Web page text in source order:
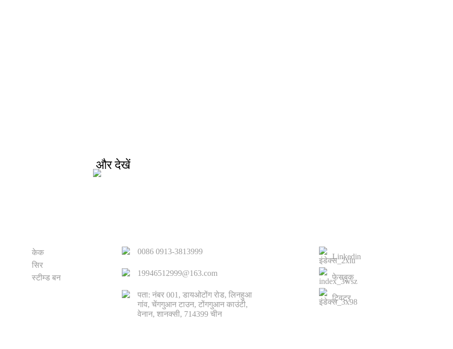
और देखें
केक
सिर
स्टीम्ड बन
0086 0913-3813999
19946512999@163.com
पता: नंबर 001, डायओटोंग रोड, लिनहुआ
गांव, चेंगगुआन टाउन, टोंगगुआन काउंटी,
वेनान, शानक्सी, 714399 चीन
Linkedin
फेसबुक
ट्विटर